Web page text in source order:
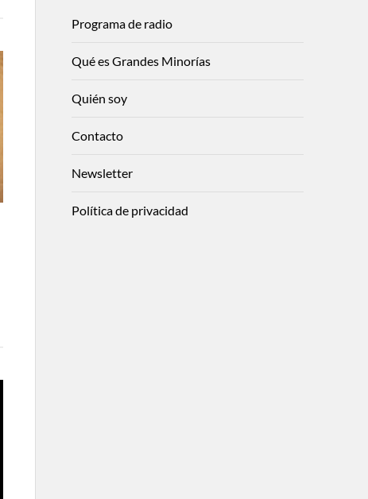
Programa de radio
Qué es Grandes Minorías
Quién soy
Contacto
Newsletter
Política de privacidad